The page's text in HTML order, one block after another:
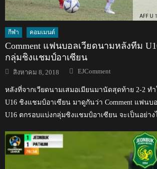
กีฬา คอมเมนต์
Comment แฟนบอลเวียดนามหลังทีม
กลุ่มชิงแชมป์อาเซียน
Posted
on
สิงหาคม 8, 2018 Author
EJComment
หลังที่จากเวียดนามเสมอเมียนมานัดสุดท้าย 2-2 ท
U16 ชิงแชมป์อาเซียน มาดูกันว่า Comment แฟนบ
U16 ตกรอบแบ่งกลุ่มชิงแชมป์อาเซียน จะเป็นอย่าง